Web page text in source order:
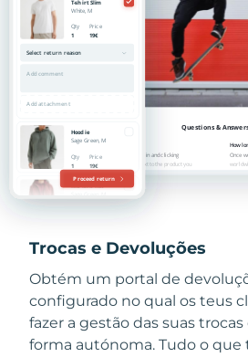
Trocas e Devoluções
Obtém um portal de
configurado no qual os teus
fazer a gestão das suas
forma autónoma. Tudo o que